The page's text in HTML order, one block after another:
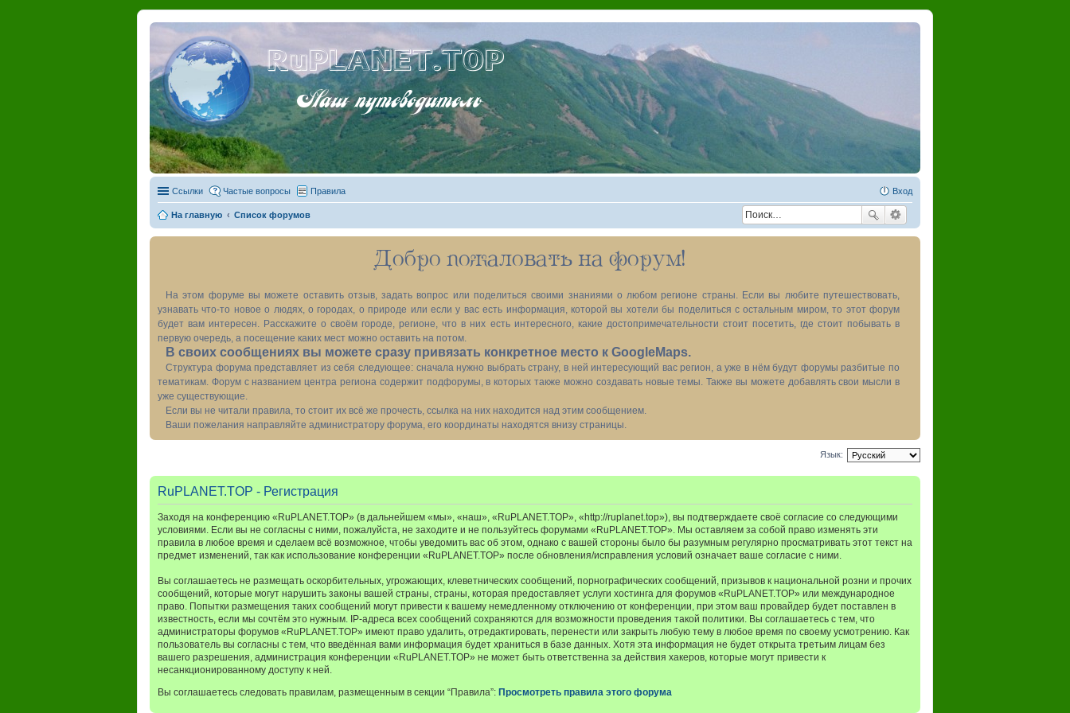
RuPLANET.TOP
Наш путеводитель
Ссылки Частые вопросы Правила Вход
На главную Список форумов
Добро пожаловать на форум!
На этом форуме вы можете оставить отзыв, задать вопрос или поделиться своими знаниями о любом регионе страны. Если вы любите путешествовать,
узнавать что-то новое о людях, о городах, о природе или если у вас есть информация, которой вы хотели бы поделиться с остальным миром, то этот форум
будет вам интересен. Расскажите о своём городе, регионе, что в них есть интересного, какие достопримечательности стоит посетить, где стоит побывать в
первую очередь, а посещение каких мест можно оставить на потом.
В своих сообщениях вы можете сразу привязать конкретное место к GoogleMaps.
Структура форума представляет из себя следующее: сначала нужно выбрать страну, в ней интересующий вас регион, а уже в нём будут форумы разбитые по
тематикам. Форум с названием центра региона содержит подфорумы, в которых также можно создавать новые темы. Также вы можете добавлять свои мысли в
уже существующие.
Если вы не читали правила, то стоит их всё же прочесть, ссылка на них находится над этим сообщением.
Ваши пожелания направляйте администратору форума, его координаты находятся внизу страницы.
Язык:
RuPLANET.TOP - Регистрация
Заходя на конференцию «RuPLANET.TOP» (в дальнейшем «мы», «наш», «RuPLANET.TOP», «http://ruplanet.top»), вы подтверждаете своё согласие со следующими
условиями. Если вы не согласны с ними, пожалуйста, не заходите и не пользуйтесь форумами «RuPLANET.TOP». Мы оставляем за собой право изменять эти
правила в любое время и сделаем всё возможное, чтобы уведомить вас об этом, однако с вашей стороны было бы разумным регулярно просматривать этот текст на
предмет изменений, так как использование конференции «RuPLANET.TOP» после обновления/исправления условий означает ваше согласие с ними.
Вы соглашаетесь не размещать оскорбительных, угрожающих, клеветнических сообщений, порнографических сообщений, призывов к национальной розни и прочих
сообщений, которые могут нарушить законы вашей страны, страны, которая предоставляет услуги хостинга для форумов «RuPLANET.TOP» или международное
право. Попытки размещения таких сообщений могут привести к вашему немедленному отключению от конференции, при этом ваш провайдер будет поставлен в
известность, если мы сочтём это нужным. IP-адреса всех сообщений сохраняются для возможности проведения такой политики. Вы соглашаетесь с тем, что
администраторы форумов «RuPLANET.TOP» имеют право удалить, отредактировать, перенести или закрыть любую тему в любое время по своему усмотрению. Как
пользователь вы согласны с тем, что введённая вами информация будет храниться в базе данных. Хотя эта информация не будет открыта третьим лицам без
вашего разрешения, администрация конференции «RuPLANET.TOP» не может быть ответственна за действия хакеров, которые могут привести к
несанкционированному доступу к ней.
Вы соглашаетесь следовать правилам, размещенным в секции “Правила”: Просмотреть правила этого форума